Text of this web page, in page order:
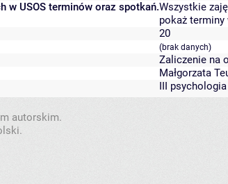
w USOS terminów oraz spotkań.Wszystkie
pokaż
20
(brak danych)
Zaliczenie na
Małgorzata
III
autorskim.